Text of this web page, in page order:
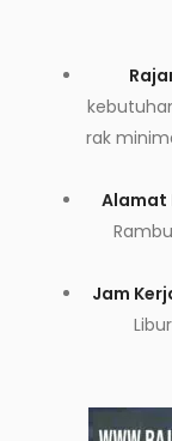
rak
Alamat
Jam